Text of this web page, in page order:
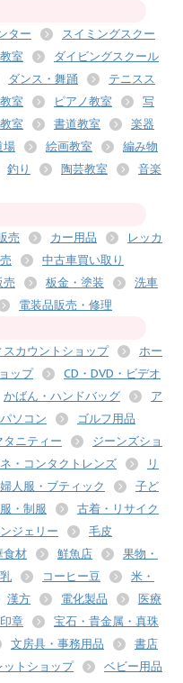
ター
スイミングスクー
室
ダイビングスクール
ダンス・舞踊
テニスス
室 ピアノ教室
写
室 書道教室
楽器
場 絵画教室
編み物
釣り 陶芸教室
音楽
売 カー用品
レッカ
中古車買い取り
売 板金・塗装
洗車
電装品販売・修理
スカウントショップ
ホー
ップ
CD・DVD・ビデオ
かばん・ハンドバッグ
ア
パソコン
ゴルフ用品
タニティー
ジーンズショ
・コンタクトレンズ
リ
婦人服・ブティック
子ど
・制服
古着・リサイク
ジェリー
毛皮
食材 鮮魚店
果物・
コーヒー豆
米・
漢方 電化製品
医療
章
宝石・貴金属・真珠
文房具・事務用品
書店
ットショップ
ベビー用品